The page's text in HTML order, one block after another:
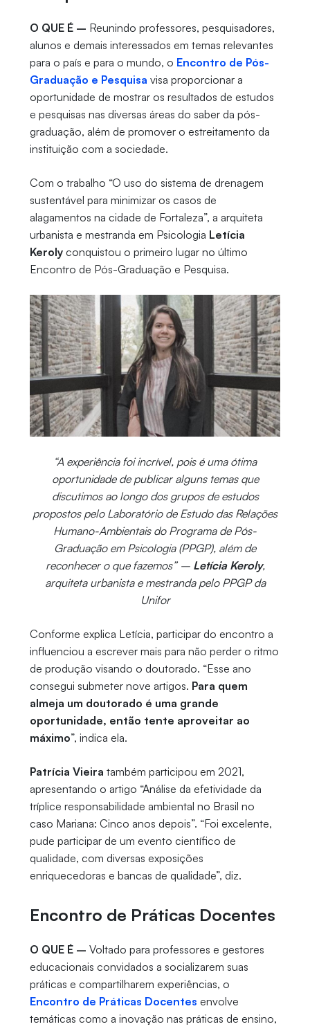
O QUE É – Reunindo professores, pesquisadores,
alunos e demais interessados em temas relevantes
para o país e para o mundo, o Encontro de Pós-
Graduação e Pesquisa visa proporcionar a
oportunidade de mostrar os resultados de estudos
e pesquisas nas diversas áreas do saber da pós-
graduação, além de promover o estreitamento da
instituição com a sociedade.
Com o trabalho “O uso do sistema de drenagem
sustentável para minimizar os casos de
alagamentos na cidade de Fortaleza”, a arquiteta
urbanista e mestranda em Psicologia Letícia
Kerolyconquistou o primeiro lugar no último
Encontro de Pós-Graduação e Pesquisa.
“A experiência foi incrível, pois é uma ótima
oportunidade de publicar alguns temas que
discutimos ao longo dos grupos de estudos
propostos pelo Laboratório de Estudo das Relações
Humano-Ambientais do Programa de Pós-
Graduação em Psicologia (PPGP), além de
reconhecer o que fazemos” – Letícia Keroly,
arquiteta urbanista e mestranda pelo PPGP da
Unifor
Conforme explica Letícia, participar do encontro a
influenciou a escrever mais para não perder o ritmo
de produção visando o doutorado. “Esse ano
consegui submeter nove artigos. Para quem
almeja um doutorado é uma grande
oportunidade, então tente aproveitar ao
máximo”, indica ela.
Patrícia Vieira também participou em 2021,
apresentando o artigo “Análise da efetividade da
tríplice responsabilidade ambiental no Brasil no
caso Mariana: Cinco anos depois”. “Foi excelente,
pude participar de um evento científico de
qualidade, com diversas exposições
enriquecedoras e bancas de qualidade”, diz.
Encontro de Práticas Docentes
O QUE É – Voltado para professores e gestores
educacionais convidados a socializarem suas
práticas e compartilharem experiências, o
Encontro de Práticas Docentes envolve
temáticas como a inovação nas práticas de ensino,